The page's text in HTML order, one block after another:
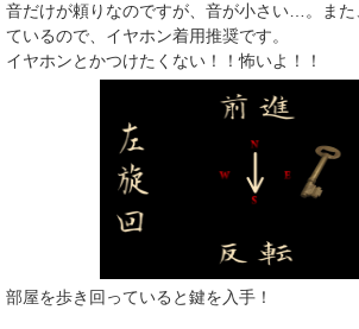
音だけが頼りなのですが、音が小さい…。ま
ているので、イヤホン着用推奨です。
イヤホンとかつけたくない！！怖いよ！！
部屋を歩き回っていると鍵を入手！